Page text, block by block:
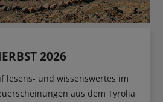
2026
lesens- und wissenswertes im
aus dem Tyrolia